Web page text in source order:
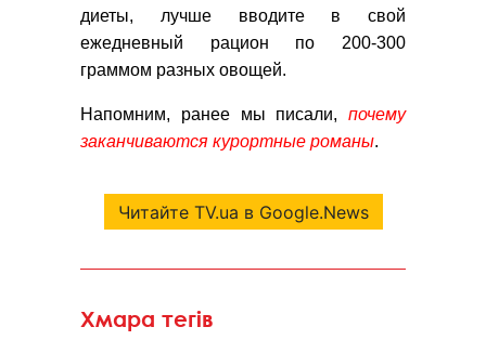
диеты, лучше вводите в свой
ежедневный рацион по 200-300
граммом разных овощей.
Напомним, ранее мы писали, почему
заканчиваются курортные романы.
Читайте TV.ua в Google.News
Хмара тегів